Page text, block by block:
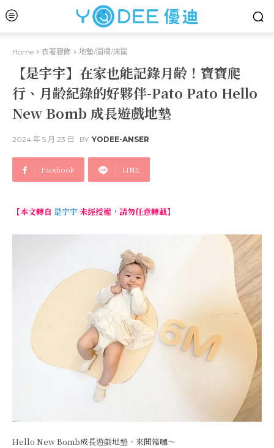
Home 衣著寢飾 地墊/圍欄/床圍
【是宇宇】在家也能記錄月齡！寶寶爬
行、月齡紀錄的好夥伴-Pato Pato Hello
New Bomb 成長遊戲地墊
2024 年 5 月 23 日 BY YODEE-ANSER
Facebook LINE
【本文轉自 是宇宇未經授權，請勿任意轉載】
Hello New Bomb成長遊戲地墊，來開箱囉～